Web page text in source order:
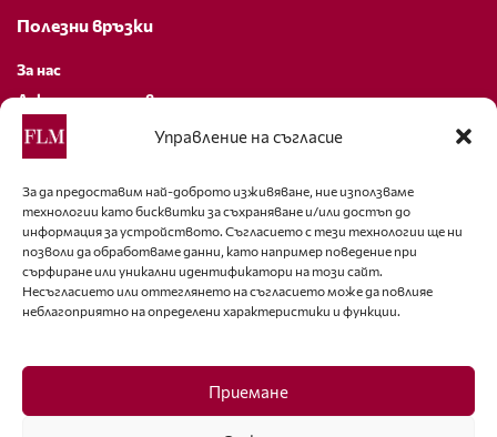
Управление на съгласие
За да предоставим най-доброто изживяване, ние използваме
технологии като бисквитки за съхраняване и/или достъп до
информация за устройството. Съгласието с тези технологии ще ни
позволи да обработваме данни, като например поведение при
сърфиране или уникални идентификатори на този сайт.
Несъгласието или оттеглянето на съгласието може да повлияе
неблагоприятно на определени характеристики и функции.
Приемане
Полезни връзки
За нас
Декларация за поверителност
Политика за бисквитки
За контакти
editor@fashion-lifestyle.net
+359 88 227 33 47
Последвайте ни
Facebook